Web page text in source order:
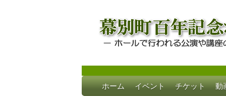
幕別町百年記
ホールで行われる公演や講座のご案内
Skip
to
ホーム イベント チケット 動